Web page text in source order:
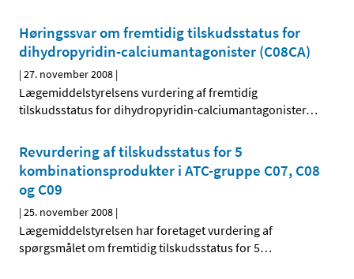
Høringssvar om fremtidig tilskudsstatus for
dihydropyridin-calciumantagonister (C08CA)
|27. november 2008 |
Lægemiddelstyrelsens vurdering af fremtidig
tilskudsstatus for dihydropyridin-calciumantagonister…
Revurdering af tilskudsstatus for 5
kombinationsprodukter i ATC-gruppe C07, C08
og C09
|25. november 2008 |
Lægemiddelstyrelsen har foretaget vurdering af
spørgsmålet om fremtidig tilskudsstatus for 5…